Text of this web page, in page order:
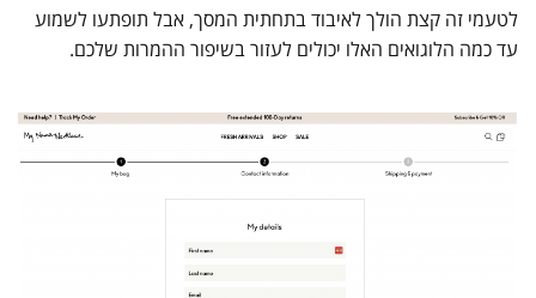
לטעמי זה קצת הולך לאיבוד בתחתית המסך, אבל תופתעו לשמוע
עד כמה הלוגואים האלו יכולים לעזור בשיפור ההמרות שלכם.